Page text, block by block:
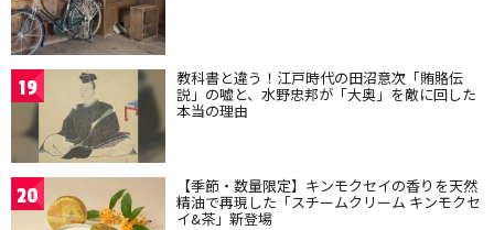
19 教科書と違う！江戸時代の田沼意次「賄賂伝
説」の嘘と、水野忠邦が「大奥」を敵に回した
本当の理由
20 【季節・数量限定】キンモクセイの香りを天然
精油で再現した「スチームクリーム キンモクセ
イ&茶」新登場